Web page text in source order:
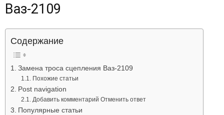
ВАЗ
Ваз-2109
Содержание
Замена троса сцепления Ваз-2109
Похожие статьи
Post navigation
Добавить комментарий Отменить ответ
Популярные статьи